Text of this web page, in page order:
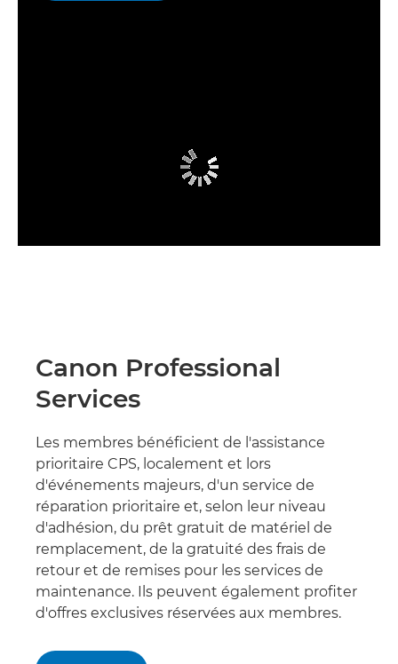
Canon Professional
Services
Les membres bénéficient de l'assistance
prioritaire CPS, localement et lors
d'événements majeurs, d'un service de
réparation prioritaire et, selon leur niveau
d'adhésion, du prêt gratuit de matériel de
remplacement, de la gratuité des frais de
retour et de remises pour les services de
maintenance. Ils peuvent également profiter
d'offres exclusives réservées aux membres.